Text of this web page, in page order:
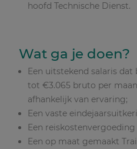
hoofd Technische Dienst.
Wat ga je doen?
Een uitstekend salaris
tot €3.065 bruto per
afhankelijk van ervaring;
Een vaste
Een
Een op maat gemaakt